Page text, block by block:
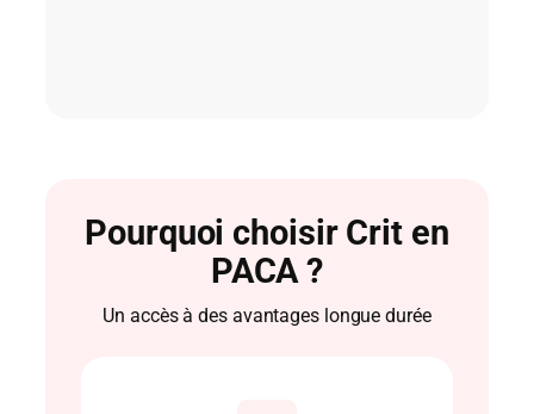
Pourquoi choisir Crit en
PACA ?
Un accès à des avantages longue durée